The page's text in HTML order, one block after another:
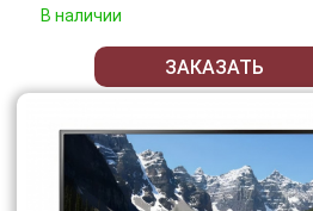
В наличии
ЗАКАЗАТЬ